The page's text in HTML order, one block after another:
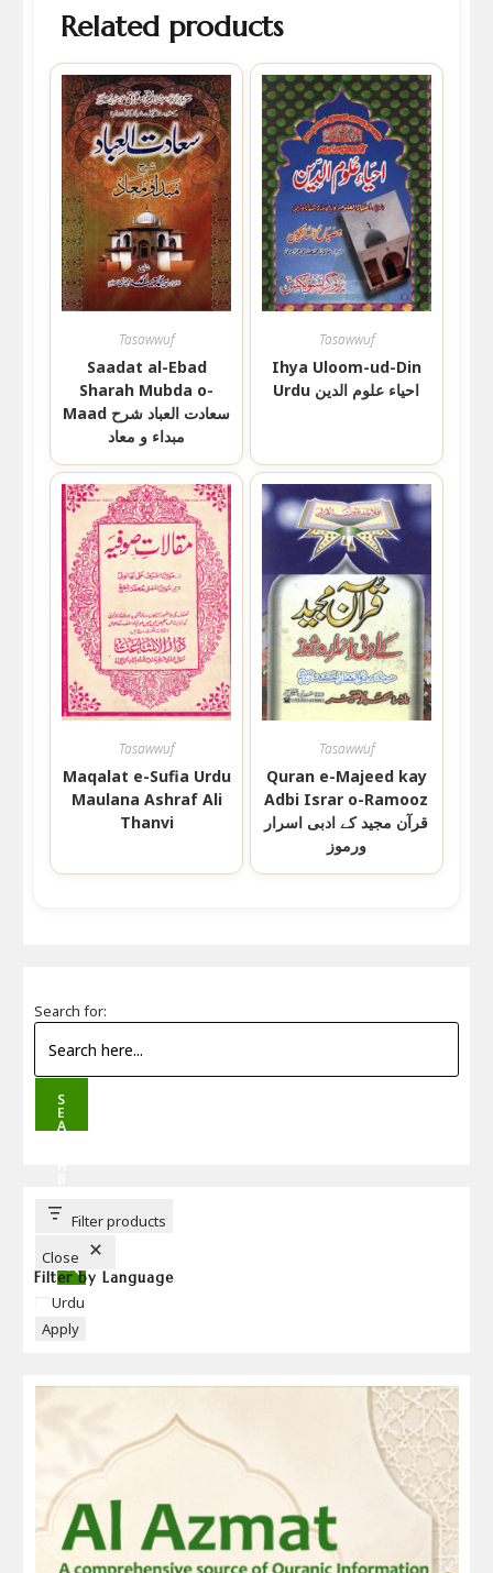
Related products
Tasawwuf
Saadat al-Ebad
Sharah Mubda o-
Maad سعادت العباد شرح
مبداء و معاد
Tasawwuf
Ihya Uloom-ud-Din
Urdu احیاء علوم الدین
Tasawwuf
Maqalat e-Sufia Urdu
Maulana Ashraf Ali
Thanvi
Tasawwuf
Quran e-Majeed kay
Adbi Israr o-Ramooz
قرآن مجید کے ادبی اسرار
ورموز
Search for:
S
E
A
T
T
Filter products
Close
Filter by Language
Language
Urdu
Apply